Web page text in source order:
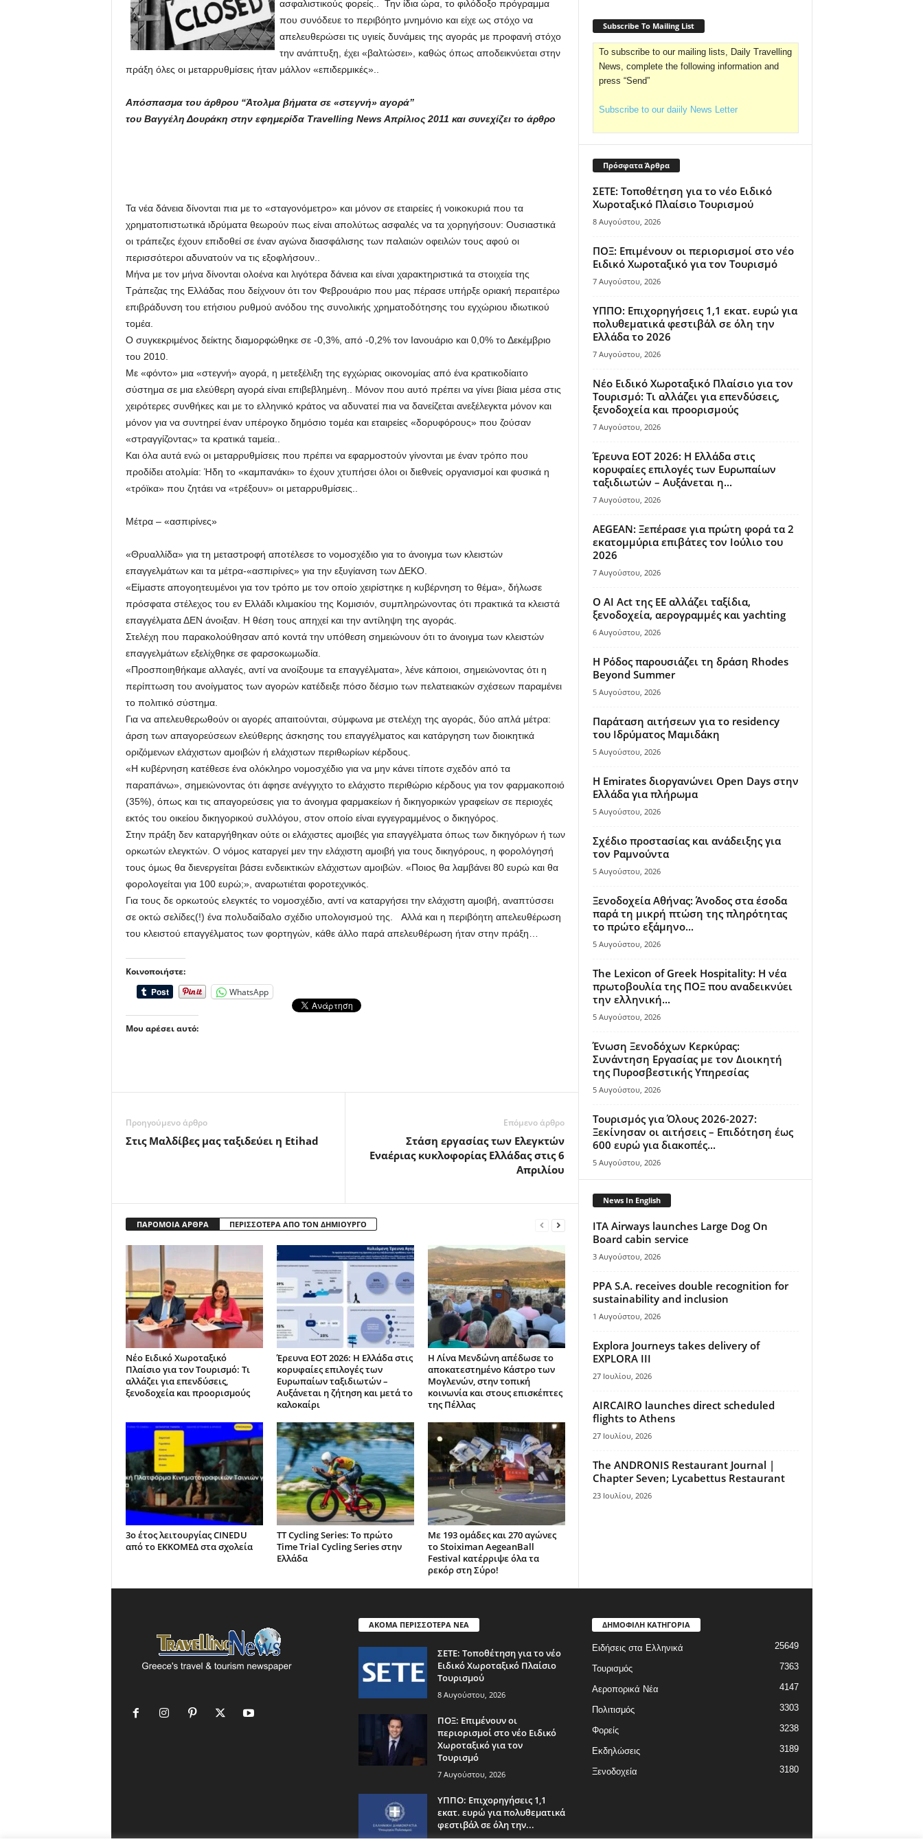
ασφαλιστικούς φορείς.. Την ίδια ώρα, το φιλόδοξο πρόγραμμα
που συνόδευε το περιβόητο μνημόνιο και είχε ως στόχο να
απελευθερώσει τις υγιείς δυνάμεις της αγοράς με προφανή στόχο
την ανάπτυξη, έχει «βαλτώσει», καθώς όπως αποδεικνύεται στην
πράξη όλες οι μεταρρυθμίσεις ήταν μάλλον «επιδερμικές»..
Απόσπασμα του άρθρου “Άτολμα βήματα σε «στεγνή» αγορά”
του Βαγγέλη Δουράκη στην εφημερίδα Τravelling News Aπρίλιος 2011 και συνεχίζει το άρθρο
Τα νέα δάνεια δίνονται πια με το «σταγονόμετρο» και μόνον σε εταιρείες ή νοικοκυριά που τα
χρηματοπιστωτικά ιδρύματα θεωρούν πως είναι απολύτως ασφαλές να τα χορηγήσουν: Ουσιαστικά
οι τράπεζες έχουν επιδοθεί σε έναν αγώνα διασφάλισης των παλαιών οφειλών τους αφού οι
περισσότεροι αδυνατούν να τις εξοφλήσουν..
Μήνα με τον μήνα δίνονται ολοένα και λιγότερα δάνεια και είναι χαρακτηριστικά τα στοιχεία της
Τράπεζας της Ελλάδας που δείχνουν ότι τον Φεβρουάριο που μας πέρασε υπήρξε οριακή περαιτέρω
επιβράδυνση του ετήσιου ρυθμού ανόδου της συνολικής χρηματοδότησης του εγχώριου ιδιωτικού
τομέα.
Ο συγκεκριμένος δείκτης διαμορφώθηκε σε -0,3%, από -0,2% τον Ιανουάριο και 0,0% το Δεκέμβριο
του 2010.
Με «φόντο» μια «στεγνή» αγορά, η μετεξέλιξη της εγχώριας οικονομίας από ένα κρατικοδίαιτο
σύστημα σε μια ελεύθερη αγορά είναι επιβεβλημένη.. Μόνον που αυτό πρέπει να γίνει βίαια μέσα στις
χειρότερες συνθήκες και με το ελληνικό κράτος να αδυνατεί πια να δανείζεται ανεξέλεγκτα μόνον και
μόνον για να συντηρεί έναν υπέρογκο δημόσιο τομέα και εταιρείες «δορυφόρους» που ζούσαν
«στραγγίζοντας» τα κρατικά ταμεία..
Και όλα αυτά ενώ οι μεταρρυθμίσεις που πρέπει να εφαρμοστούν γίνονται με έναν τρόπο που
προδίδει ατολμία: Ήδη το «καμπανάκι» το έχουν χτυπήσει όλοι οι διεθνείς οργανισμοί και φυσικά η
«τρόϊκα» που ζητάει να «τρέξουν» οι μεταρρυθμίσεις..
Μέτρα – «ασπιρίνες»
«Θρυαλλίδα» για τη μεταστροφή αποτέλεσε το νομοσχέδιο για το άνοιγμα των κλειστών
επαγγελμάτων και τα μέτρα-«ασπιρίνες» για την εξυγίανση των ΔΕΚΟ.
«Είμαστε απογοητευμένοι για τον τρόπο με τον οποίο χειρίστηκε η κυβέρνηση το θέμα», δήλωσε
πρόσφατα στέλεχος του εν Ελλάδι κλιμακίου της Κομισιόν, συμπληρώνοντας ότι πρακτικά τα κλειστά
επαγγέλματα ΔΕΝ άνοιξαν. Η θέση τους απηχεί και την αντίληψη της αγοράς.
Στελέχη που παρακολούθησαν από κοντά την υπόθεση σημειώνουν ότι το άνοιγμα των κλειστών
επαγγελμάτων εξελίχθηκε σε φαρσοκωμωδία.
«Προσποιηθήκαμε αλλαγές, αντί να ανοίξουμε τα επαγγέλματα», λένε κάποιοι, σημειώνοντας ότι η
περίπτωση του ανοίγματος των αγορών κατέδειξε πόσο δέσμιο των πελατειακών σχέσεων παραμένει
το πολιτικό σύστημα.
Για να απελευθερωθούν οι αγορές απαιτούνται, σύμφωνα με στελέχη της αγοράς, δύο απλά μέτρα:
άρση των απαγορεύσεων ελεύθερης άσκησης του επαγγέλματος και κατάργηση των διοικητικά
οριζόμενων ελάχιστων αμοιβών ή ελάχιστων περιθωρίων κέρδους.
«Η κυβέρνηση κατέθεσε ένα ολόκληρο νομοσχέδιο για να μην κάνει τίποτε σχεδόν από τα
παραπάνω», σημειώνοντας ότι άφησε ανέγγιχτο το ελάχιστο περιθώριο κέρδους για τον φαρμακοποιό
(35%), όπως και τις απαγορεύσεις για το άνοιγμα φαρμακείων ή δικηγορικών γραφείων σε περιοχές
εκτός του οικείου δικηγορικού συλλόγου, στον οποίο είναι εγγεγραμμένος ο δικηγόρος.
Στην πράξη δεν καταργήθηκαν ούτε οι ελάχιστες αμοιβές για επαγγέλματα όπως των δικηγόρων ή των
ορκωτών ελεγκτών. Ο νόμος καταργεί μεν την ελάχιστη αμοιβή για τους δικηγόρους, η φορολόγησή
τους όμως θα διενεργείται βάσει ενδεικτικών ελάχιστων αμοιβών. «Ποιος θα λαμβάνει 80 ευρώ και θα
φορολογείται για 100 ευρώ;», αναρωτιέται φοροτεχνικός.
Για τους δε ορκωτούς ελεγκτές το νομοσχέδιο, αντί να καταργήσει την ελάχιστη αμοιβή, αναπτύσσει
σε οκτώ σελίδες(!) ένα πολυδαίδαλο σχέδιο υπολογισμού της. Αλλά και η περιβόητη απελευθέρωση
του κλειστού επαγγέλματος των φορτηγών, κάθε άλλο παρά απελευθέρωση ήταν στην πράξη…
Κοινοποιήστε:
WhatsApp
Μου αρέσει αυτό:
Προηγούμενο άρθρο
Στις Μαλδίβες μας ταξιδεύει η Etihad
Επόμενο άρθρο
Στάση εργασίας των Ελεγκτών
Εναέριας κυκλοφορίας Ελλάδας στις 6
Απριλίου
ΠΑΡΟΜΟΙΑ ΑΡΘΡΑ ΠΕΡΙΣΣΟΤΕΡΑ ΑΠΟ ΤΟΝ ΔΗΜΙΟΥΡΓΟ
Νέο Ειδικό Χωροταξικό
Πλαίσιο για τον Τουρισμό: Τι
αλλάζει για επενδύσεις,
ξενοδοχεία και προορισμούς
Έρευνα ΕΟΤ 2026: Η Ελλάδα στις
κορυφαίες επιλογές των
Ευρωπαίων ταξιδιωτών –
Αυξάνεται η ζήτηση και μετά το
καλοκαίρι
Η Λίνα Μενδώνη απέδωσε το
αποκατεστημένο Κάστρο των
Μογλενών, στην τοπική
κοινωνία και στους επισκέπτες
της Πέλλας
3ο έτος λειτουργίας CINEDU
από το ΕΚΚΟΜΕΔ στα σχολεία
TT Cycling Series: Το πρώτο
Time Trial Cycling Series στην
Ελλάδα
Με 193 ομάδες και 270 αγώνες
το Stoiximan AegeanBall
Festival κατέρριψε όλα τα
ρεκόρ στη Σύρο!
Subscribe To Mailing List
To subscribe to our mailing lists, Daily Travelling
News, complete the following information and
press “Send”
Subscribe to our daiily News Letter
Πρόσφατα Άρθρα
ΣΕΤΕ: Τοποθέτηση για το νέο Ειδικό
Χωροταξικό Πλαίσιο Τουρισμού
8 Αυγούστου, 2026
ΠΟΞ: Επιμένουν οι περιορισμοί στο νέο
Ειδικό Χωροταξικό για τον Τουρισμό
7 Αυγούστου, 2026
ΥΠΠΟ: Επιχορηγήσεις 1,1 εκατ. ευρώ για
πολυθεματικά φεστιβάλ σε όλη την
Ελλάδα το 2026
7 Αυγούστου, 2026
Νέο Ειδικό Χωροταξικό Πλαίσιο για τον
Τουρισμό: Τι αλλάζει για επενδύσεις,
ξενοδοχεία και προορισμούς
7 Αυγούστου, 2026
Έρευνα ΕΟΤ 2026: Η Ελλάδα στις
κορυφαίες επιλογές των Ευρωπαίων
ταξιδιωτών – Αυξάνεται η...
7 Αυγούστου, 2026
AEGEAN: Ξεπέρασε για πρώτη φορά τα 2
εκατομμύρια επιβάτες τον Ιούλιο του
2026
7 Αυγούστου, 2026
Ο AI Act της ΕΕ αλλάζει ταξίδια,
ξενοδοχεία, αερογραμμές και yachting
6 Αυγούστου, 2026
Η Ρόδος παρουσιάζει τη δράση Rhodes
Beyond Summer
5 Αυγούστου, 2026
Παράταση αιτήσεων για το residency
του Ιδρύματος Μαμιδάκη
5 Αυγούστου, 2026
Η Emirates διοργανώνει Open Days στην
Ελλάδα για πλήρωμα
5 Αυγούστου, 2026
Σχέδιο προστασίας και ανάδειξης για
τον Ραμνούντα
5 Αυγούστου, 2026
Ξενοδοχεία Αθήνας: Άνοδος στα έσοδα
παρά τη μικρή πτώση της πληρότητας
το πρώτο εξάμηνο...
5 Αυγούστου, 2026
The Lexicon of Greek Hospitality: Η νέα
πρωτοβουλία της ΠΟΞ που αναδεικνύει
την ελληνική...
5 Αυγούστου, 2026
Ένωση Ξενοδόχων Κερκύρας:
Συνάντηση Εργασίας με τον Διοικητή
της Πυροσβεστικής Υπηρεσίας
5 Αυγούστου, 2026
Τουρισμός για Όλους 2026-2027:
Ξεκίνησαν οι αιτήσεις – Επιδότηση έως
600 ευρώ για διακοπές...
5 Αυγούστου, 2026
News In English
ITA Airways launches Large Dog On
Board cabin service
3 Αυγούστου, 2026
PPA S.A. receives double recognition for
sustainability and inclusion
1 Αυγούστου, 2026
Explora Journeys takes delivery of
EXPLORA III
27 Ιουλίου, 2026
AIRCAIRO launches direct scheduled
flights to Athens
27 Ιουλίου, 2026
The ANDRONIS Restaurant Journal |
Chapter Seven; Lycabettus Restaurant
23 Ιουλίου, 2026
ΑΚΟΜΑ ΠΕΡΙΣΣΟΤΕΡΑ ΝΕΑ
ΣΕΤΕ: Τοποθέτηση για το νέο
Ειδικό Χωροταξικό Πλαίσιο
Τουρισμού
8 Αυγούστου, 2026
ΠΟΞ: Επιμένουν οι
περιορισμοί στο νέο Ειδικό
Χωροταξικό για τον
Τουρισμό
7 Αυγούστου, 2026
ΥΠΠΟ: Επιχορηγήσεις 1,1
εκατ. ευρώ για πολυθεματικά
φεστιβάλ σε όλη την...
7 Αυγούστου, 2026
ΔΗΜΟΦΙΛΗ ΚΑΤΗΓΟΡΙΑ
Ειδήσεις στα Ελληνικά 25649
Τουρισμός 7363
Αεροπορικά Νέα 4147
Πολιτισμός 3303
Φορείς 3238
Εκδηλώσεις 3189
Ξενοδοχεία 3180